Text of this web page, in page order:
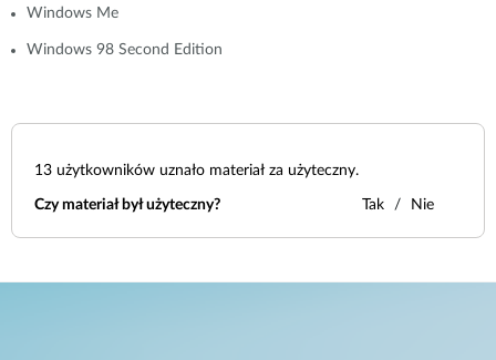
Windows Me
Windows 98 Second Edition
13 użytkowników uznało materiał za użyteczny.
Czy materiał był użyteczny? Tak Nie